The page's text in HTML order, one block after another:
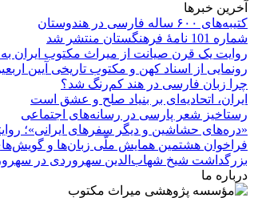
آخرین خبرها
کتیبه‌های ۶۰۰ ساله فارسی در هندوستان
شماره 101 نامۀ فرهنگستان منتشر شد
روایت یک قرن صیانت از میراث مکتوب ایران به
رونمایی از اسناد کهن و مکتوب تاریخی آیین
چرا زبان فارسی در هند کم‌رنگ شد؟
ایران، اتحادیه‌ای بر بنیاد صلح و عشق است
رستاخیز شعر پارسی در رسانه‌های اجتماعی
«دره‌های حشاشین و دیگر سفرهای ایرانی»؛
فراخوان هشتمین همایش ملّی زبان‌ها و
بزرگداشت شیخ شهاب‌الدین سهروردی در
درباره ما